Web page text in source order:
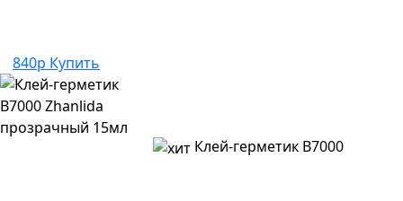
840р Купить
Клей-герметик B7000